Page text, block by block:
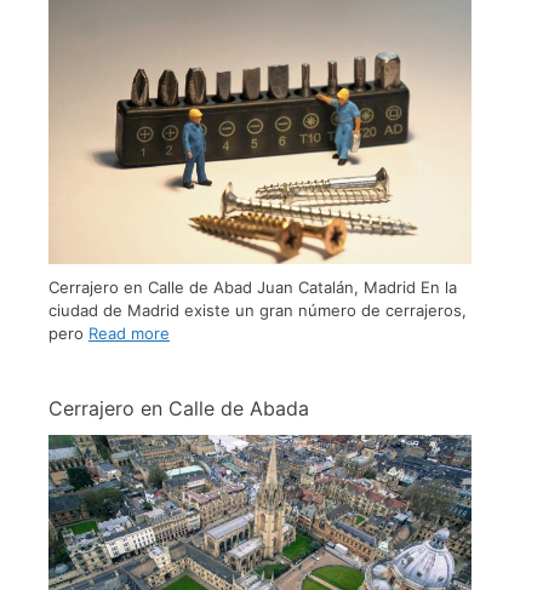
Cerrajero en Calle de Abad Juan Catalán, Madrid En la
ciudad de Madrid existe un gran número de cerrajeros,
pero Read more
Cerrajero en Calle de Abada